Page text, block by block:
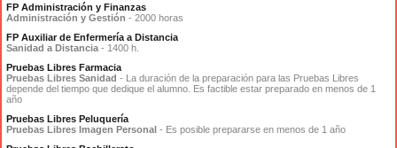
FP Administración y Finanzas
Administración y Gestión - 2000 horas
FP Auxiliar de Enfermería a Distancia
Sanidad a Distancia - 1400 h.
Pruebas Libres Farmacia
Pruebas Libres Sanidad - La duración de la preparación para las Pruebas Libres
depende del tiempo que dedique el alumno. Es factible estar preparado en menos de 1
año
Pruebas Libres Peluquería
Pruebas Libres Imagen Personal - Es posible prepararse en menos de 1 año